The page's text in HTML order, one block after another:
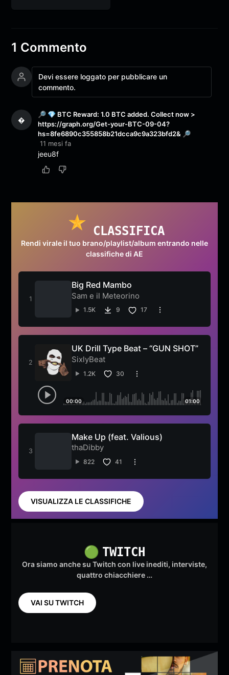
1 Commento
Devi essere loggato per pubblicare un
commento.
�
🔎 💎 BTC Reward: 1.0 BTC added. Collect now >
https://graph.org/Get-your-BTC-09-04?
hs=8fe6890c355858b21dcca9c9a323bfd2& 🔎
11 mesi fa
jeeu8f
CLASSIFICA
Rendi virale il tuo brano/playlist/album entrando nelle
classifiche di AE
Big Red Mambo
Sam e il Meteorino
1.5K 9 17
UK Drill Type Beat – “GUN SHOT”
SixlyBeat
1.2K 30
00:00 01:00
Make Up (feat. Valious)
thaDibby
822 41
VISUALIZZA LE CLASSIFICHE
🟢 TWITCH
Ora siamo anche su Twitch con live inediti, interviste,
quattro chiacchiere …
VAI SU TWITCH